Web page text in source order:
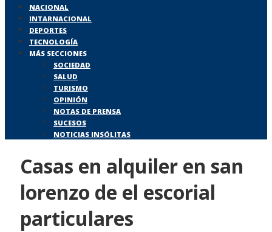
NACIONAL
INTARNACIONAL
DEPORTES
TECNOLOGÍA
MÁS SECCIONES
SOCIEDAD
SALUD
TURISMO
OPINIÓN
NOTAS DE PRENSA
SUCESOS
NOTICIAS INSÓLITAS
Casas en alquiler en san
lorenzo de el escorial
particulares